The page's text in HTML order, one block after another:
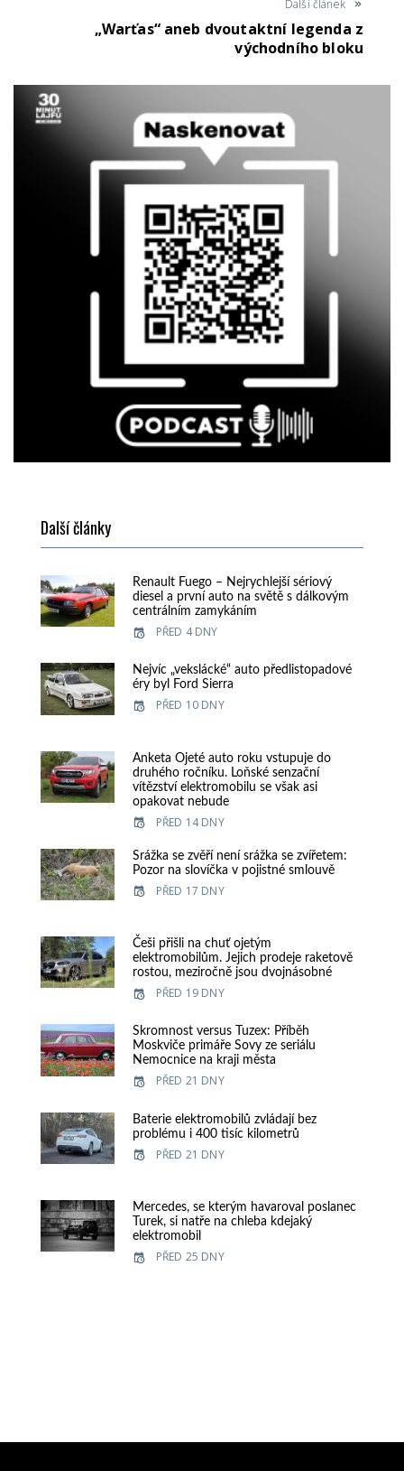
Další článek
„Warťas“ aneb dvoutaktní legenda z
východního bloku
Další články
Renault Fuego – Nejrychlejší sériový
diesel a první auto na světě s dálkovým
centrálním zamykáním
PŘED 4 DNY
Nejvíc „vekslácké“ auto předlistopadové
éry byl Ford Sierra
PŘED 10 DNY
Anketa Ojeté auto roku vstupuje do
druhého ročníku. Loňské senzační
vítězství elektromobilu se však asi
opakovat nebude
PŘED 14 DNY
Srážka se zvěří není srážka se zvířetem:
Pozor na slovíčka v pojistné smlouvě
PŘED 17 DNY
Češi přišli na chuť ojetým
elektromobilům. Jejich prodeje raketově
rostou, meziročně jsou dvojnásobné
PŘED 19 DNY
Skromnost versus Tuzex: Příběh
Moskviče primáře Sovy ze seriálu
Nemocnice na kraji města
PŘED 21 DNY
Baterie elektromobilů zvládají bez
problému i 400 tisíc kilometrů
PŘED 21 DNY
Mercedes, se kterým havaroval poslanec
Turek, si natře na chleba kdejaký
elektromobil
PŘED 25 DNY